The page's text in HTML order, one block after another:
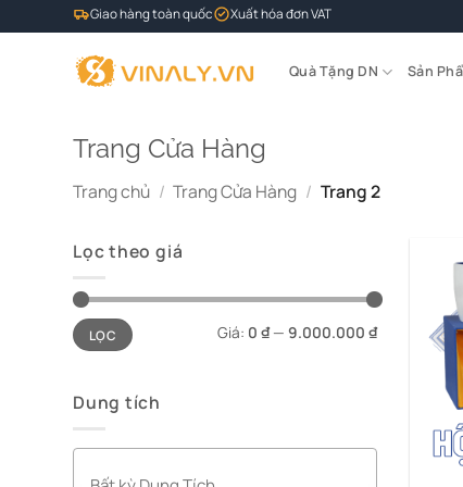
qua
Giao hàng toàn quốc Xuất hóa đơn VAT
Quà Tặng DN Sản
Trang Cửa Hàng
Trang chủ / Trang Cửa Hàng / Trang 2
Lọc theo giá
Giá
tối
thiểu
Giá
tối
đa
LỌC Giá: 0 ₫— 9.000.000 ₫
Dung tích